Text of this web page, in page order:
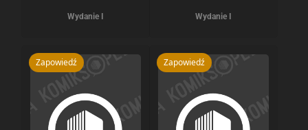
Wydanie I Wydanie I
Zapowiedź Zapowiedź